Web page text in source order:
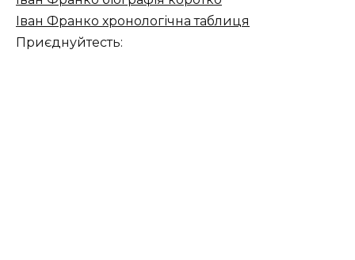
Іван Франко хронологічна таблиця
Приєднуйтесть: